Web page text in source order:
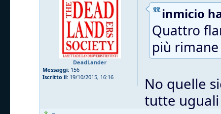
DeadLander
Messaggi: 156
Iscritto il: 19/10/2015, 16:16
inmicio
Quattro
più
No quelle
tutte uguali